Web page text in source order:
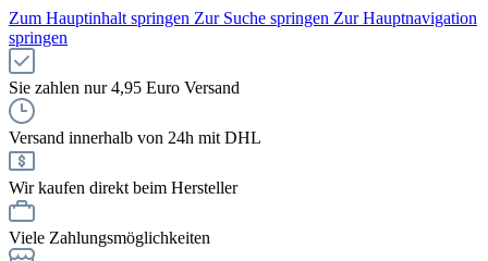
Zum Hauptinhalt springen Zur Suche springen Zur Hauptnavigation
springen
Sie zahlen nur 4,95 Euro Versand
Versand innerhalb von 24h mit DHL
Wir kaufen direkt beim Hersteller
Viele Zahlungsmöglichkeiten